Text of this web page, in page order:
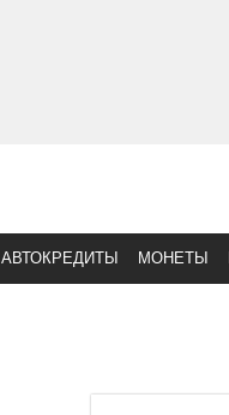
АВТОКРЕДИТЫ МОНЕТЫ